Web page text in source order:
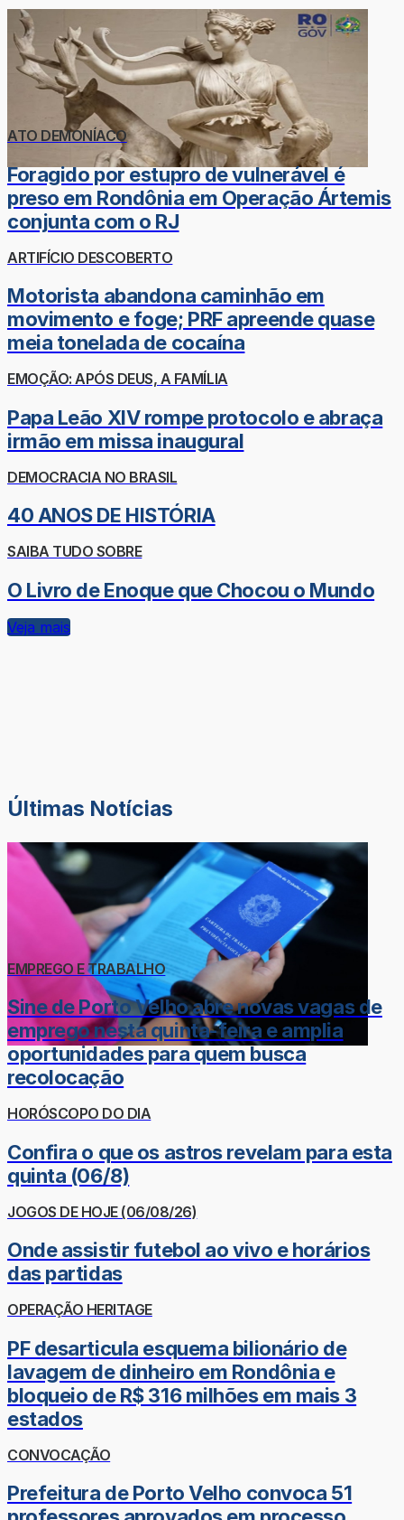
ATO DEMONÍACO
Foragido por estupro de vulnerável é
preso em Rondônia em Operação Ártemis
conjunta com o RJ
ARTIFÍCIO DESCOBERTO
Motorista abandona caminhão em
movimento e foge; PRF apreende quase
meia tonelada de cocaína
EMOÇÃO: APÓS DEUS, A FAMÍLIA
Papa Leão XIV rompe protocolo e abraça
irmão em missa inaugural
DEMOCRACIA NO BRASIL
40 ANOS DE HISTÓRIA
SAIBA TUDO SOBRE
O Livro de Enoque que Chocou o Mundo
Veja mais
Últimas Notícias
EMPREGO E TRABALHO
Sine de Porto Velho abre novas vagas de
emprego nesta quinta-feira e amplia
oportunidades para quem busca
recolocação
HORÓSCOPO DO DIA
Confira o que os astros revelam para esta
quinta (06/8)
JOGOS DE HOJE (06/08/26)
Onde assistir futebol ao vivo e horários
das partidas
OPERAÇÃO HERITAGE
PF desarticula esquema bilionário de
lavagem de dinheiro em Rondônia e
bloqueio de R$ 316 milhões em mais 3
estados
CONVOCAÇÃO
Prefeitura de Porto Velho convoca 51